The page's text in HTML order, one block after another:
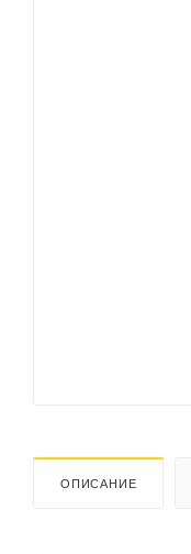
ОПИСАНИЕ